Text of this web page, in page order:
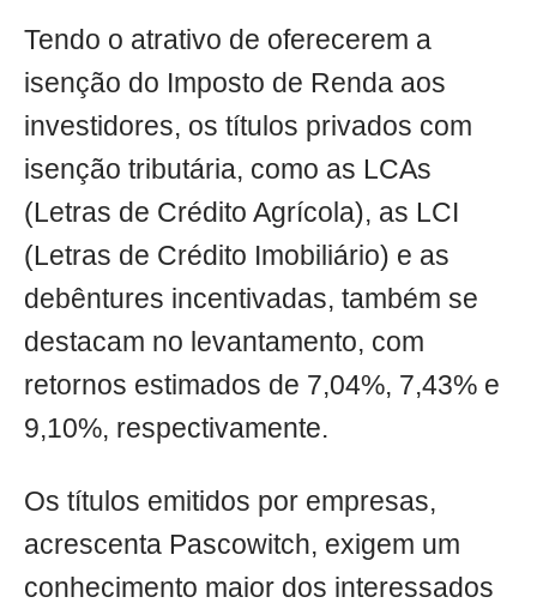
Tendo o atrativo de oferecerem a
isenção do Imposto de Renda aos
investidores, os títulos privados com
isenção tributária, como as LCAs
(Letras de Crédito Agrícola), as LCI
(Letras de Crédito Imobiliário) e as
debêntures incentivadas, também se
destacam no levantamento, com
retornos estimados de 7,04%, 7,43% e
9,10%, respectivamente.
Os títulos emitidos por empresas,
acrescenta Pascowitch, exigem um
conhecimento maior dos interessados